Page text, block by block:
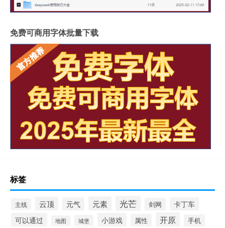
免费可商用字体批量下载
标签
主线 云顶 元气 元素 光芒 剑网 卡丁车
可以通过 地图 城堡 小游戏 属性 开原 手机